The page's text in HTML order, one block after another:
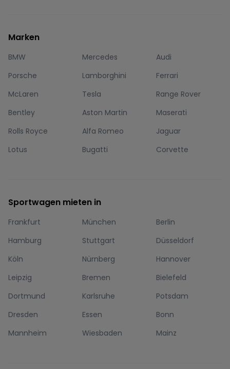
Marken
BMW Mercedes
Audi
Porsche
Lamborghini
Ferrari
McLaren
Tesla
Range Rover
Bentley
Aston Martin
Maserati
Rolls Royce
Alfa Romeo
Jaguar
Lotus
Bugatti Corvette
Sportwagen mieten in
Frankfurt München
Berlin
Hamburg
Stuttgart
Düsseldorf
Köln
Nürnberg
Hannover
Leipzig
Bremen
Bielefeld
Dortmund
Karlsruhe
Potsdam
Dresden
Essen
Bonn
Mannheim
Wiesbaden Mainz